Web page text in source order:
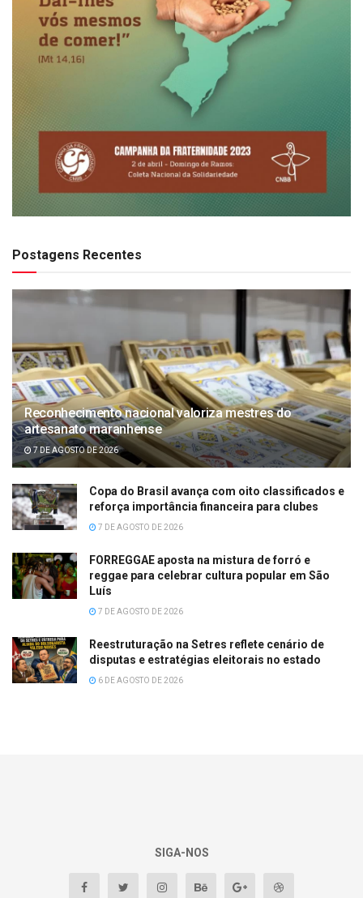
Postagens Recentes
Reconhecimento nacional valoriza mestres do
artesanato maranhense
7 DE AGOSTO DE 2026
Copa do Brasil avança com oito classificados e
reforça importância financeira para clubes
7 DE AGOSTO DE 2026
FORREGGAE aposta na mistura de forró e
reggae para celebrar cultura popular em São
Luís
7 DE AGOSTO DE 2026
Reestruturação na Setres reflete cenário de
disputas e estratégias eleitorais no estado
6 DE AGOSTO DE 2026
SIGA-NOS